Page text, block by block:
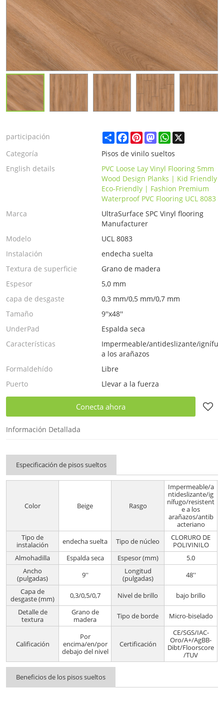
participación ShareFacebook
PinterestMastodonWhatsApp
X
Categoría
Pisos de vinilo sueltos
English details
PVC Loose Lay Vinyl Flooring 5mm
Wood Design Planks | Kid Friendly
Eco-Friendly | Fashion Premium
Waterproof PVC Flooring UCL 8083
Marca
UltraSurface SPC Vinyl flooring
Manufacturer
Modelo
UCL 8083
Instalación
endecha suelta
Textura de superficie
Grano de madera
Espesor
5,0 mm
capa de desgaste
0,3 mm/0,5 mm/0,7 mm
Tamaño
9''x48''
UnderPad
Espalda seca
Características
Impermeable/antideslizante/
a los arañazos
Formaldehído
Libre
Puerto
Llevar a la fuerza
Conecta ahora
Información Detallada
Especificación de pisos sueltos
Color Beige Rasgo
Impermeable/a
ntideslizante/ig
nífugo/resistent
e a los
arañazos/antib
acteriano
Tipo de
instalación
endecha suelta Tipo de núcleo
CLORURO DE
POLIVINILO
Almohadilla
Espalda seca Espesor (mm)
5.0
Ancho
(pulgadas)
9''
Longitud
(pulgadas)
48''
Capa de
desgaste (mm)
0,3/0,5/0,7 Nivel de brillo
bajo brillo
Detalle de
textura
Grano de
madera
Tipo de borde Micro-biselado
Calificación
Por
encima/en/por
debajo del nivel
Certificación
CE/SGS/IAC-
Oro/A+/AgBB-
Dibt/Floorscore
/TUV
Beneficios de los pisos sueltos